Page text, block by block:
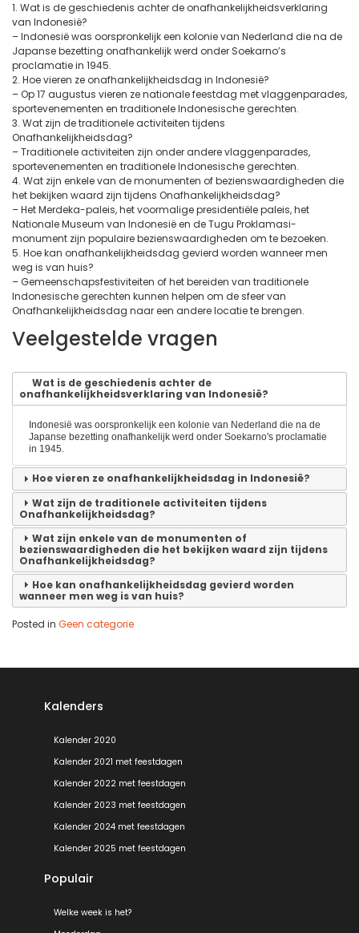
1. Wat is de geschiedenis achter de onafhankelijkheidsverklaring
van Indonesië?
– Indonesië was oorspronkelijk een kolonie van Nederland die na de
Japanse bezetting onafhankelijk werd onder Soekarno’s
proclamatie in 1945.
2. Hoe vieren ze onafhankelijkheidsdag in Indonesië?
– Op 17 augustus vieren ze nationale feestdag met vlaggenparades,
sportevenementen en traditionele Indonesische gerechten.
3. Wat zijn de traditionele activiteiten tijdens
Onafhankelijkheidsdag?
– Traditionele activiteiten zijn onder andere vlaggenparades,
sportevenementen en traditionele Indonesische gerechten.
4. Wat zijn enkele van de monumenten of bezienswaardigheden die
het bekijken waard zijn tijdens Onafhankelijkheidsdag?
– Het Merdeka-paleis, het voormalige presidentiële paleis, het
Nationale Museum van Indonesië en de Tugu Proklamasi-
monument zijn populaire bezienswaardigheden om te bezoeken.
5. Hoe kan onafhankelijkheidsdag gevierd worden wanneer men
weg is van huis?
– Gemeenschapsfestiviteiten of het bereiden van traditionele
Indonesische gerechten kunnen helpen om de sfeer van
Onafhankelijkheidsdag naar een andere locatie te brengen.
Veelgestelde vragen
Wat is de geschiedenis achter de
onafhankelijkheidsverklaring van Indonesië?
Indonesië was oorspronkelijk een kolonie van Nederland die na de
Japanse bezetting onafhankelijk werd onder Soekarno's proclamatie
in 1945.
Hoe vieren ze onafhankelijkheidsdag in Indonesië?
Wat zijn de traditionele activiteiten tijdens
Onafhankelijkheidsdag?
Wat zijn enkele van de monumenten of
bezienswaardigheden die het bekijken waard zijn tijdens
Onafhankelijkheidsdag?
Hoe kan onafhankelijkheidsdag gevierd worden
wanneer men weg is van huis?
Posted in Geen categorie
Kalenders
Kalender 2020
Kalender 2021 met feestdagen
Kalender 2022 met feestdagen
Kalender 2023 met feestdagen
Kalender 2024 met feestdagen
Kalender 2025 met feestdagen
Populair
Welke week is het?